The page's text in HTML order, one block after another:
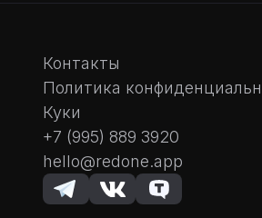
Контакты
Политика
Куки
+7 (995) 889 3920
hello@redone.app